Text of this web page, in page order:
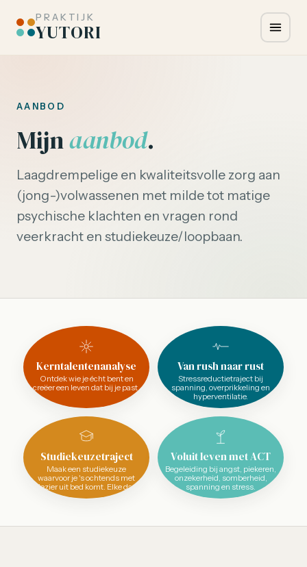
PRAKTIJK
YUTORI
AANBOD
Mijnaanbod.
Laagdrempelige en kwaliteitsvolle zorg aan
(jong-)volwassenen met milde tot matige
psychische klachten en vragen rond
veerkracht en studiekeuze/loopbaan.
Kerntalentenanalyse
Ontdek wie je écht bent en
creëer een leven dat bij je past.
Van rush naar rust
Stressreductietraject bij
spanning, overprikkeling en
hyperventilatie.
Studiekeuzetraject
Maak een studiekeuze
waarvoor je 's ochtends met
plezier uit bed komt. Elke dag.
Voluit leven met ACT
Begeleiding bij angst, piekeren,
onzekerheid, somberheid,
spanning en stress.